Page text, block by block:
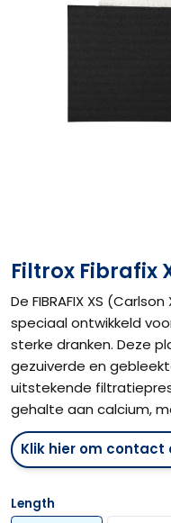
Filtrox Fibrafix
De FIBRAFIX XS
speciaal ontwikkeld
sterke dranken. Deze
gezuiverde en
uitstekende
gehalte aan calcium,
Klik hier om contact
Length